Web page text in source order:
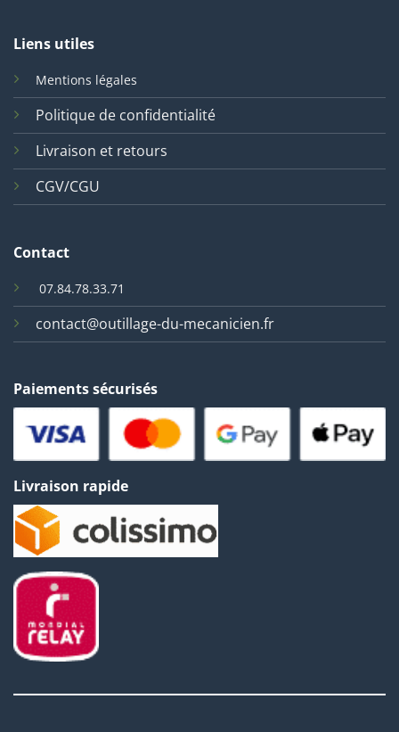
Liens utiles
Mentions légales
Politique de confidentialité
Livraison et retours
CGV/CGU
Contact
07.84.78.33.71
contact@outillage-du-mecanicien.fr
Paiements sécurisés
Livraison rapide